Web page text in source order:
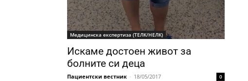
Медицинска експертиза (ТЕЛК/НЕЛК)
Искаме достоен живот за
болните си деца
Пациентски вестник - 18/05/2017 0